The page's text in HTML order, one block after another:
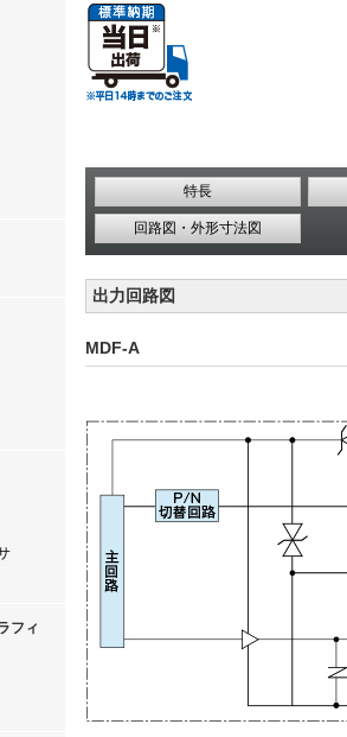
フィ
特長
回路図・外形寸法図
出力回路図
MDF-A